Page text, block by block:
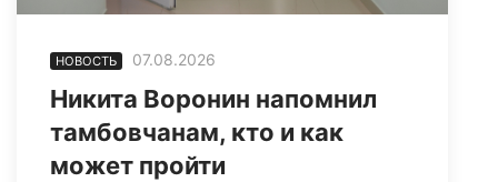
НОВОСТЬ 07.08.2026
Никита Воронин напомнил
тамбовчанам, кто и как
может пройти